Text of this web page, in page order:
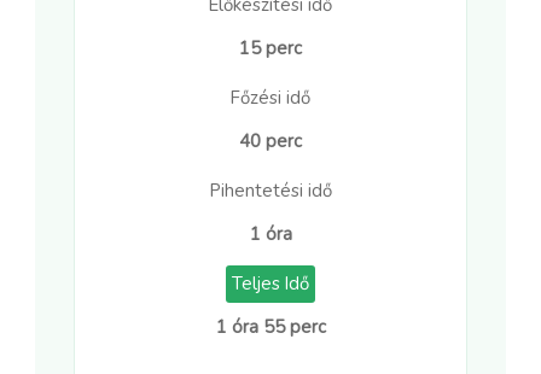
15 perc
Főzési idő
40 perc
Pihentetési idő
1 óra
Teljes Idő
1 óra 55 perc